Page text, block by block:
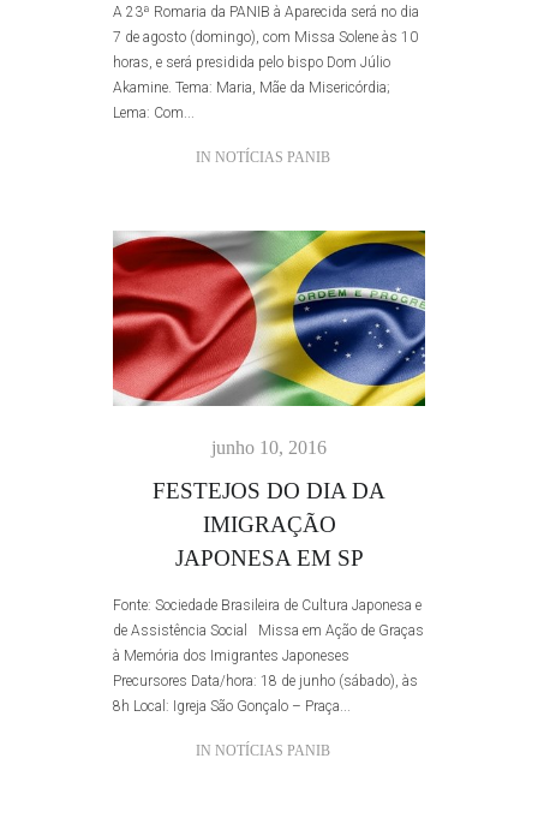
A 23ª Romaria da PANIB à Aparecida será no dia
7 de agosto (domingo), com Missa Solene às 10
horas, e será presidida pelo bispo Dom Júlio
Akamine. Tema: Maria, Mãe da Misericórdia;
Lema: Com...
IN NOTÍCIAS PANIB
junho 10, 2016
FESTEJOS DO DIA DA
IMIGRAÇÃO
JAPONESA EM SP
Fonte: Sociedade Brasileira de Cultura Japonesa e
de Assistência Social Missa em Ação de Graças
à Memória dos Imigrantes Japoneses
Precursores Data/hora: 18 de junho (sábado), às
8h Local: Igreja São Gonçalo – Praça...
IN NOTÍCIAS PANIB